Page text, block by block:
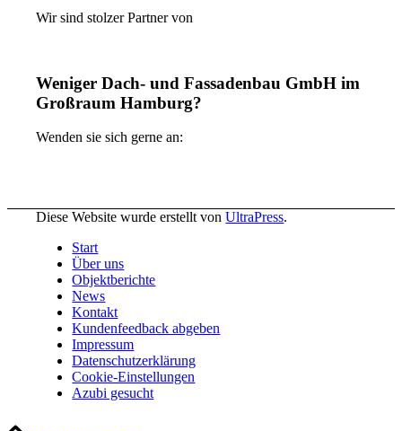
Wir sind stolzer Partner von
Weniger Dach- und Fassadenbau GmbH im
Großraum Hamburg?
Wenden sie sich gerne an:
Diese Website wurde erstellt vonUltraPress.
Start
Über uns
Objektberichte
News
Kontakt
Kundenfeedback abgeben
Impressum
Datenschutzerklärung
Cookie-Einstellungen
Azubi gesucht